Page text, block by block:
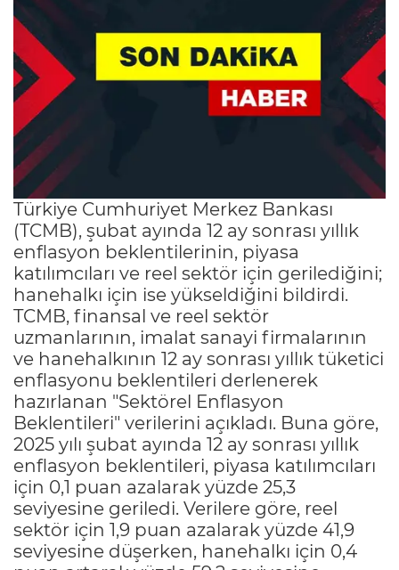
Türkiye Cumhuriyet Merkez Bankası
(TCMB), şubat ayında 12 ay sonrası yıllık
enflasyon beklentilerinin, piyasa
katılımcıları ve reel sektör için gerilediğini;
hanehalkı için ise yükseldiğini bildirdi.
TCMB, finansal ve reel sektör
uzmanlarının, imalat sanayi firmalarının
ve hanehalkının 12 ay sonrası yıllık tüketici
enflasyonu beklentileri derlenerek
hazırlanan "Sektörel Enflasyon
Beklentileri" verilerini açıkladı. Buna göre,
2025 yılı şubat ayında 12 ay sonrası yıllık
enflasyon beklentileri, piyasa katılımcıları
için 0,1 puan azalarak yüzde 25,3
seviyesine geriledi. Verilere göre, reel
sektör için 1,9 puan azalarak yüzde 41,9
seviyesine düşerken, hanehalkı için 0,4